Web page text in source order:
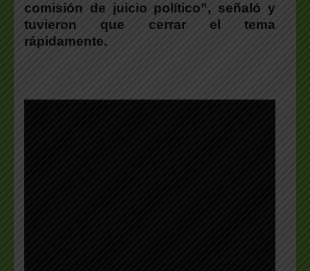
comisión de juicio político”, señaló y
tuvieron que cerrar el tema
rápidamente.